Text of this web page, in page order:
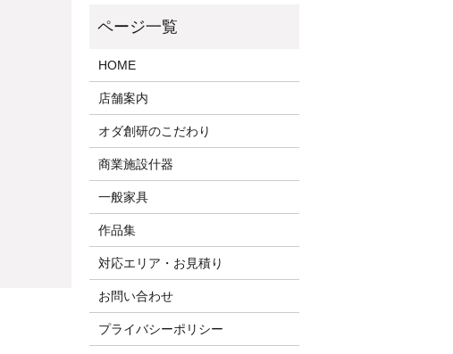
HOME
店舗案内
オダ創研のこだわり
商業施設什器
一般家具
作品集
対応エリア・お見積り
お問い合わせ
プライバシーポリシー